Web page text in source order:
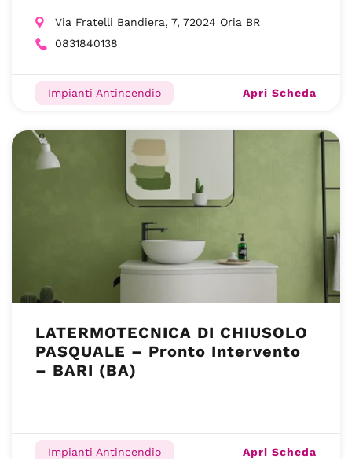
Via Fratelli Bandiera, 7, 72024 Oria BR
0831840138
Impianti Antincendio Apri Scheda
LATERMOTECNICA DI CHIUSOLO
PASQUALE – Pronto Intervento
– BARI (BA)
Impianti Antincendio Apri Scheda